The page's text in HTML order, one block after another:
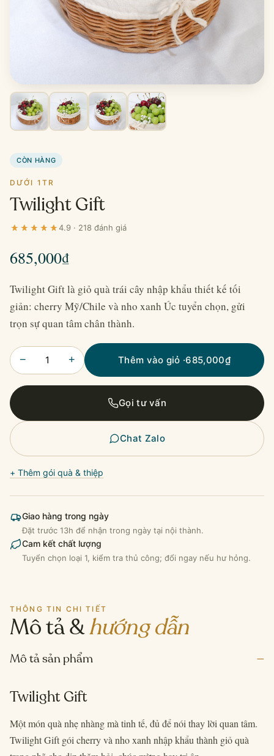
CÒN HÀNG
DƯỚI 1TR
Twilight Gift
4.9 · 218 đánh giá
685,000₫
Twilight Gift là giỏ quà trái cây nhập khẩu thiết kế tối
giản: cherry Mỹ/Chile và nho xanh Úc tuyển chọn, gửi
trọn sự quan tâm chân thành.
− + Thêm vào giỏ ·685,000₫
Gọi tư vấn
Chat Zalo
+ Thêm gói quà & thiệp
Giao hàng trong ngày
Đặt trước 13h để nhận trong ngày tại nội thành.
Cam kết chất lượng
Tuyển chọn loại 1, kiểm tra thủ công; đổi ngay nếu hư hỏng.
THÔNG TIN CHI TIẾT
Mô tả &hướng dẫn
Mô tả sản phẩm
–
Twilight Gift
Một món quà nhẹ nhàng mà tinh tế, đủ để nói thay lời quan tâm.
Twilight Gift gói cherry và nho xanh nhập khẩu thành giỏ quà